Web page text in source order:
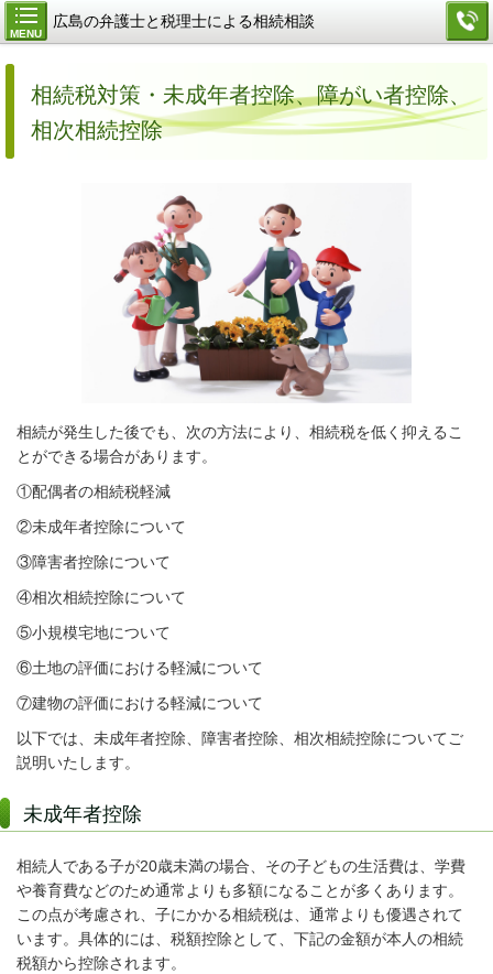
MENU
広島の弁護士と税理士による相続相談
相続税対策・未成年者控除、障がい者控除、
相次相続控除
相続が発生した後でも、次の方法により、相続税を低く抑えるこ
とができる場合があります。
①配偶者の相続税軽減
②未成年者控除について
③障害者控除について
④相次相続控除について
⑤小規模宅地について
⑥土地の評価における軽減について
⑦建物の評価における軽減について
以下では、未成年者控除、障害者控除、相次相続控除についてご
説明いたします。
未成年者控除
相続人である子が20歳未満の場合、その子どもの生活費は、学費
や養育費などのため通常よりも多額になることが多くあります。
この点が考慮され、子にかかる相続税は、通常よりも優遇されて
います。具体的には、税額控除として、下記の金額が本人の相続
税額から控除されます。